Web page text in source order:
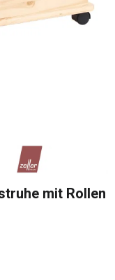
Sternen
mit Rollen